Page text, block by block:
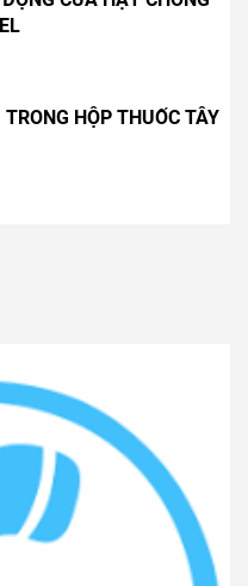
HỘP THUỐC TÂY